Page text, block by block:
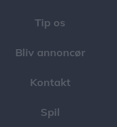
Tip os
Bliv annoncør
Kontakt
Spil